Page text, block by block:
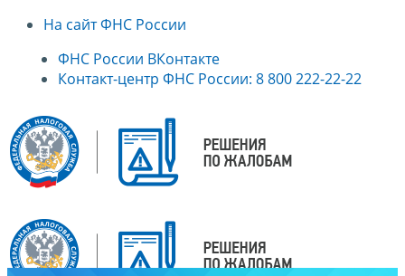
На сайт ФНС России
ФНС России ВКонтакте
Контакт-центр ФНС России: 8 800 222-22-22